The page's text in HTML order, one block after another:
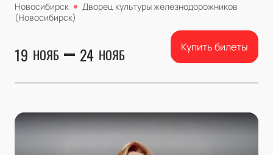
Новосибирск
Дворец культуры железнодорожников
(Новосибирск)
19 НОЯБ 24 НОЯБ Купить билеты